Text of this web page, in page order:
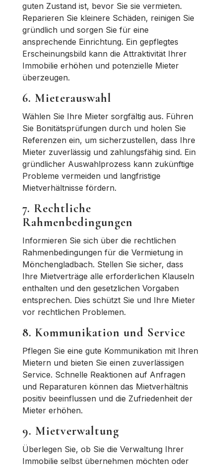
guten Zustand ist, bevor Sie sie vermieten.
Reparieren Sie kleinere Schäden, reinigen Sie
gründlich und sorgen Sie für eine
ansprechende Einrichtung. Ein gepflegtes
Erscheinungsbild kann die Attraktivität Ihrer
Immobilie erhöhen und potenzielle Mieter
überzeugen.
6. Mieterauswahl
Wählen Sie Ihre Mieter sorgfältig aus. Führen
Sie Bonitätsprüfungen durch und holen Sie
Referenzen ein, um sicherzustellen, dass Ihre
Mieter zuverlässig und zahlungsfähig sind. Ein
gründlicher Auswahlprozess kann zukünftige
Probleme vermeiden und langfristige
Mietverhältnisse fördern.
7. Rechtliche
Rahmenbedingungen
Informieren Sie sich über die rechtlichen
Rahmenbedingungen für die Vermietung in
Mönchengladbach. Stellen Sie sicher, dass
Ihre Mietverträge alle erforderlichen Klauseln
enthalten und den gesetzlichen Vorgaben
entsprechen. Dies schützt Sie und Ihre Mieter
vor rechtlichen Problemen.
8. Kommunikation und Service
Pflegen Sie eine gute Kommunikation mit Ihren
Mietern und bieten Sie einen zuverlässigen
Service. Schnelle Reaktionen auf Anfragen
und Reparaturen können das Mietverhältnis
positiv beeinflussen und die Zufriedenheit der
Mieter erhöhen.
9. Mietverwaltung
Überlegen Sie, ob Sie die Verwaltung Ihrer
Immobilie selbst übernehmen möchten oder